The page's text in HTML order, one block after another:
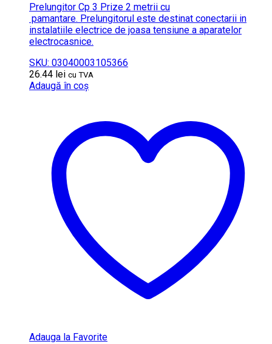
Prelungitor Cp 3 Prize 2 metrii cu
pamantare. Prelungitorul este destinat conectarii in
instalatiile electrice de joasa tensiune a aparatelor
electrocasnice.
SKU: 03040003105366
26.44 lei cu TVA
Adaugă în coș
Adauga la Favorite